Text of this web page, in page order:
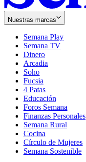
Nuestras marcas
Semana Play
Semana TV
Dinero
Arcadia
Soho
in
new
window
Fucsia
in
new
window
4 Patas
Educación
Foros Semana
Finanzas Personales
Semana Rural
Cocina
Círculo de Mujeres
Semana Sostenible